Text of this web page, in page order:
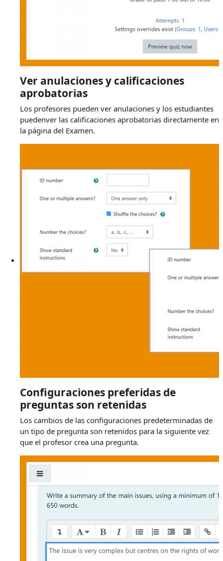
Ver anulaciones y calificaciones
aprobatorias
Los profesores pueden ver anulaciones y los estudiantes
puedenver las calificaciones aprobatorias directamente en
la página del Examen.
Configuraciones preferidas de
preguntas son retenidas
Los cambios de las configuraciones predeterminadas de
un tipo de pregunta son retenidos para la siguiente vez
que el profesor crea una pregunta.